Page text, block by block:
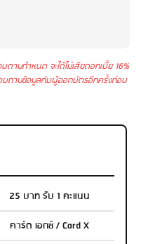
นตามกำหนด จะได้ไม่เสียดอกเบี้ย 16%
บถามข้อมูลกับผู้ออกบัตรอีกครั้งก่อน
25 บาท รับ 1 คะแนน
คาร์ด เอกซ์ / Card X